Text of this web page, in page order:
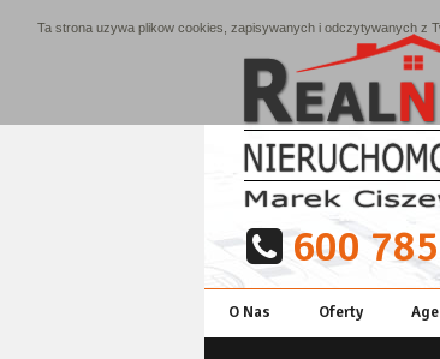
600
O Nas Oferty
Ta strona uzywa plikow cookies, zapisywanych i odczytywanych z